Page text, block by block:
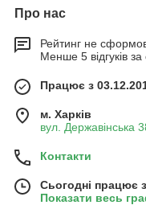
Про нас
Рейтинг не
Менше 5 відгуків за
Працює з
м. Харків
вул. Державінська
Контакти
Сьогодні працює
Показати весь